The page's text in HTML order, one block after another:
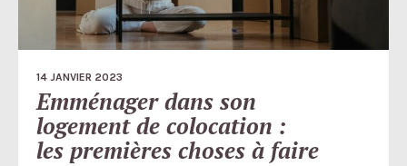
14 JANVIER 2023
Emménager dans son
logement de colocation :
les premières choses à faire